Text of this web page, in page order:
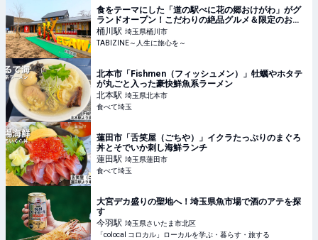
食をテーマにした「道の駅べに花の郷おけがわ」がグ
ランドオープン！こだわりの絶品グルメ＆限定のお土
産を大紹介！ | TABIZINE～人生に旅心を～
桶川駅 埼玉県桶川市
TABIZINE～人生に旅心を～
北本市「Fishmen（フィッシュメン）」牡蠣やホタテ
が丸ごと入った豪快鮮魚系ラーメン
北本駅 埼玉県北本市
食べて埼玉
蓮田市「舌笑屋（ごちや）」イクラたっぷりのまぐろ
丼とそでいか刺し海鮮ランチ
蓮田駅 埼玉県蓮田市
食べて埼玉
大宮デカ盛りの聖地へ！埼玉県魚市場で酒のアテを探
す
今羽駅 埼玉県さいたま市北区
「colocal コロカル」ローカルを学ぶ・暮らす・旅する